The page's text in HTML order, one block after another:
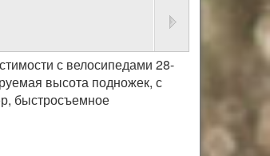
с велосипедами 28-
высота подножек, с
быстросъемное